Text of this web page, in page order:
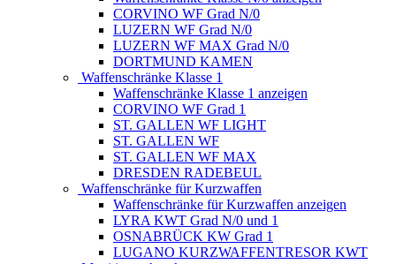
CORVINO WF Grad N/0
LUZERN WF Grad N/0
LUZERN WF MAX Grad N/0
DORTMUND KAMEN
Waffenschränke Klasse 1
Waffenschränke Klasse 1 anzeigen
CORVINO WF Grad 1
ST. GALLEN WF LIGHT
ST. GALLEN WF
ST. GALLEN WF MAX
DRESDEN RADEBEUL
Waffenschränke für Kurzwaffen
Waffenschränke für Kurzwaffen anzeigen
LYRA KWT Grad N/0 und 1
OSNABRÜCK KW Grad 1
LUGANO KURZWAFFENTRESOR KWT